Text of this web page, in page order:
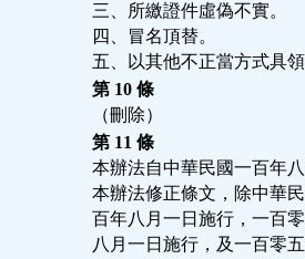
三、所繳證件虛偽不實。
四、冒名頂替。
五、以其他不正當方式具領
第 10 條
（刪除）
第 11 條
本辦法自中華民國一百年八
本辦法修正條文，除中華
百年八月一日施行，一百
八月一日施行，及一百零